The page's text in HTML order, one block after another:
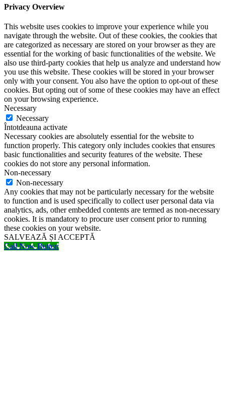
Privacy Overview
This website uses cookies to improve your experience while you
navigate through the website. Out of these cookies, the cookies that
are categorized as necessary are stored on your browser as they are
essential for the working of basic functionalities of the website. We
also use third-party cookies that help us analyze and understand how
you use this website. These cookies will be stored in your browser
only with your consent. You also have the option to opt-out of these
cookies. But opting out of some of these cookies may have an effect
on your browsing experience.
Necessary
Necessary
Întotdeauna activate
Necessary cookies are absolutely essential for the website to
function properly. This category only includes cookies that ensures
basic functionalities and security features of the website. These
cookies do not store any personal information.
Non-necessary
Non-necessary
Any cookies that may not be particularly necessary for the website
to function and is used specifically to collect user personal data via
analytics, ads, other embedded contents are termed as non-necessary
cookies. It is mandatory to procure user consent prior to running
these cookies on your website.
SALVEAZĂ ȘI ACCEPTĂ
Call Now Button